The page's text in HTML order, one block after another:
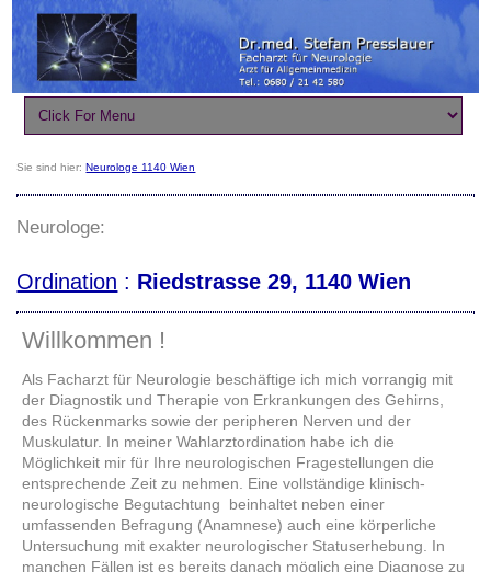
Sie sind hier: Neurologe 1140 Wien
Neurologe:
Ordination : Riedstrasse 29, 1140 Wien
Willkommen !
Als Facharzt für Neurologie beschäftige ich mich vorrangig mit
der Diagnostik und Therapie von Erkrankungen des Gehirns,
des Rückenmarks sowie der peripheren Nerven und der
Muskulatur. In meiner Wahlarztordination habe ich die
Möglichkeit mir für Ihre neurologischen Fragestellungen die
entsprechende Zeit zu nehmen. Eine vollständige klinisch-
neurologische Begutachtung beinhaltet neben einer
umfassenden Befragung (Anamnese) auch eine körperliche
Untersuchung mit exakter neurologischer Statuserhebung. In
manchen Fällen ist es bereits danach möglich eine Diagnose zu